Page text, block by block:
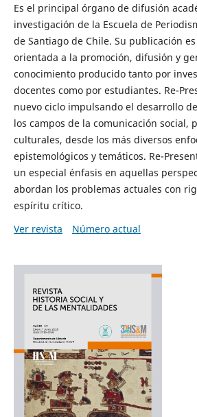
Es el principal órgano de difusión
investigación de la Escuela de
de Santiago de Chile. Su publicación
orientada a la promoción, difusión y
conocimiento producido tanto por
docentes como por estudiantes. Re-
nuevo ciclo impulsando el desarrollo
los campos de la comunicación social,
culturales, desde los más diversos
epistemológicos y temáticos. Re-
un especial énfasis en aquellas
abordan los problemas actuales con
espíritu crítico.
Ver revista
Número actual